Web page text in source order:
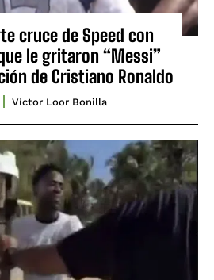
cruce de Speed con
le gritaron “Messi”
de Cristiano Ronaldo
Víctor Loor Bonilla